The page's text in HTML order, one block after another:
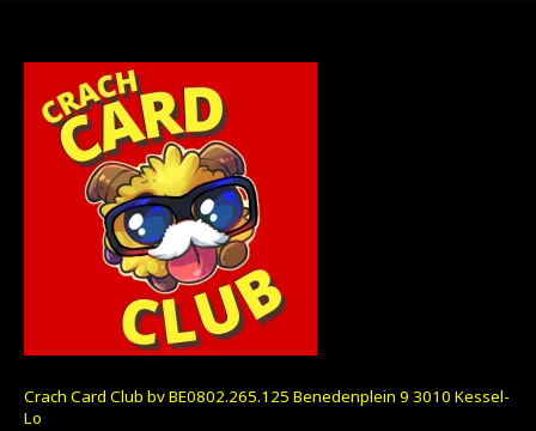
Crach Card Club bv BE0802.265.125 Benedenplein 9 3010 Kessel-
Lo